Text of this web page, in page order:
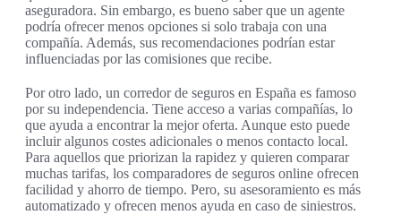
aseguradora. Sin embargo, es bueno saber que un agente
podría ofrecer menos opciones si solo trabaja con una
compañía. Además, sus recomendaciones podrían estar
influenciadas por las comisiones que recibe.
Por otro lado, un corredor de seguros en España es famoso
por su independencia. Tiene acceso a varias compañías, lo
que ayuda a encontrar la mejor oferta. Aunque esto puede
incluir algunos costes adicionales o menos contacto local.
Para aquellos que priorizan la rapidez y quieren comparar
muchas tarifas, los comparadores de seguros online ofrecen
facilidad y ahorro de tiempo. Pero, su asesoramiento es más
automatizado y ofrecen menos ayuda en caso de siniestros.